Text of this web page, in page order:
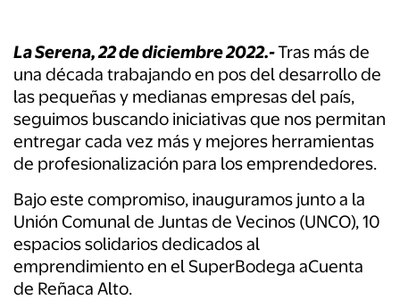
La Serena, 22 de diciembre 2022.-Tras más de
una década trabajando en pos del desarrollo de
las pequeñas y medianas empresas del país,
seguimos buscando iniciativas que nos permitan
entregar cada vez más y mejores herramientas
de profesionalización para los emprendedores.
Bajo este compromiso, inauguramos junto a la
Unión Comunal de Juntas de Vecinos (UNCO), 10
espacios solidarios dedicados al
emprendimiento en el SuperBodega aCuenta
de Reñaca Alto.